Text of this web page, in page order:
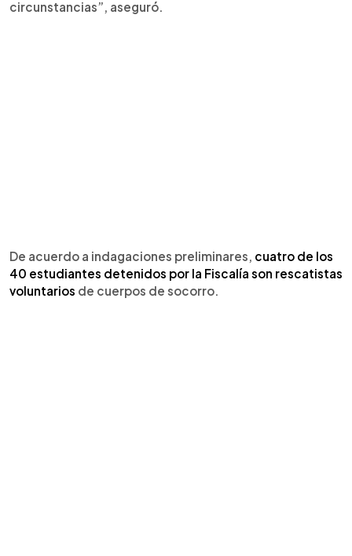
circunstancias”, aseguró.
De acuerdo a indagaciones preliminares, cuatro de los
40 estudiantes detenidos por la Fiscalía son rescatistas
voluntarios de cuerpos de socorro.